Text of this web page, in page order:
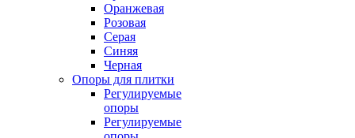
Оранжевая
Розовая
Серая
Синяя
Черная
Опоры для плитки
Регулируемые
опоры
Регулируемые